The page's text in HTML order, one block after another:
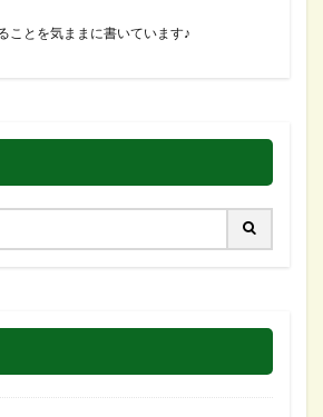
ことを気ままに書いています♪